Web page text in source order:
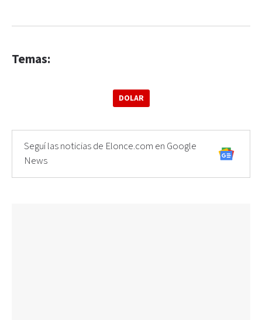
Temas:
DOLAR
Seguí las noticias de Elonce.com en Google
News